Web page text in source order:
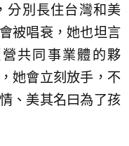
分別長住台灣和美
被唱衰，她也坦言
共同事業體的夥
她會立刻放手，不
、美其名曰為了孩